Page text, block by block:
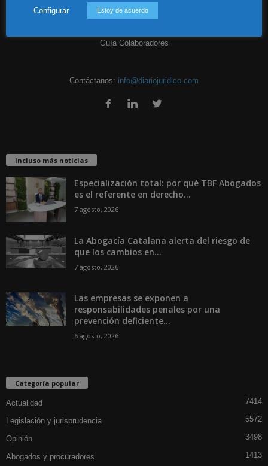
Legal
Privacidad
Guía Colaboradores
Contáctanos: info@diariojuridico.com
Incluso más noticias
Especialización total: por qué TBF Abogados
es el referente en derecho...
7 agosto, 2026
La Abogacía Catalana alerta del riesgo de
que los cambios en...
7 agosto, 2026
Las empresas se exponen a
responsabilidades penales por una
prevención deficiente...
6 agosto, 2026
Categoría popular
Actualidad 7414
Legislación y jurisprudencia 5572
Opinión 3498
Abogados y procuradores 1413
Configurar Estoy de acuerdo